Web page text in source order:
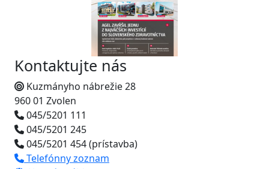
Kontaktujte nás
Kuzmányho nábrežie 28
960 01 Zvolen
045/5201 111
045/5201 245
045/5201 454 (prístavba)
Telefónny zoznam